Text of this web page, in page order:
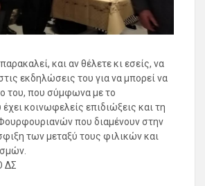
και αν θέλετε κι εσείς, να
εκδηλώσεις του για να μπορεί να
του, που σύμφωνα με το
κοινωφελείς επιδιώξεις και τη
που διαμένουν στην
των μεταξύ τους φιλικών και
ΔΣ